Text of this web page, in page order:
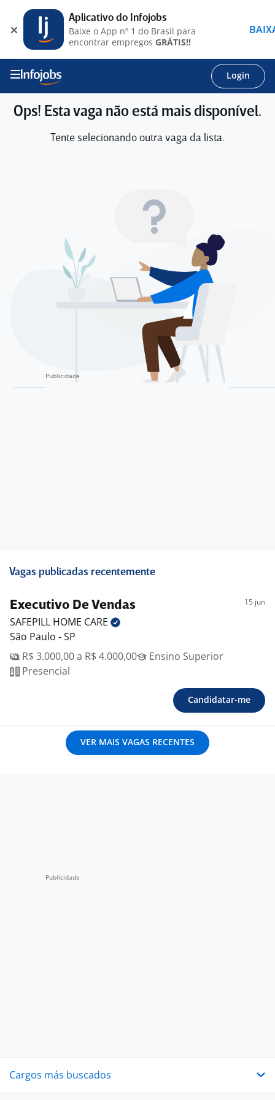
Login
Ops! Esta vaga não está mais disponível.
Tente selecionando outra vaga da lista.
Vagas publicadas recentemente
Executivo De Vendas 15 jun
SAFEPILL HOME CARE
São Paulo - SP
R$ 3.000,00 a R$ 4.000,00
Ensino Superior
Presencial
Candidatar-me
VER MAIS VAGAS RECENTES
Cargos más buscados
Aplicativo do Infojobs
Baixe o App nº 1 do Brasil para
encontrar empregos GRÁTIS!!